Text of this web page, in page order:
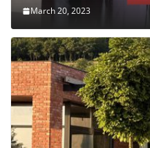
March 20, 2023